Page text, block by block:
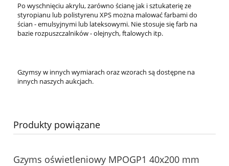
Po wyschnięciu akrylu, zarówno ścianę jak i sztukaterię ze
styropianu lub polistyrenu XPS można malować farbami do
ścian - emulsyjnymi lub lateksowymi. Nie stosuje się farb na
bazie rozpuszczalników - olejnych, ftalowych itp.
Gzymsy w innych wymiarach oraz wzorach są dostępne na
innych naszych aukcjach.
Produkty powiązane
Gzyms oświetleniowy MPOGP1 40x200 mm